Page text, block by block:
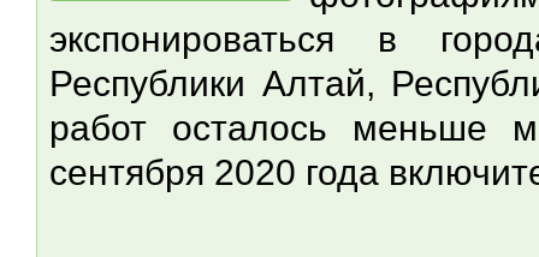
экспонироваться в
Республики Алтай,
работ осталось меньше
сентября 2020 года